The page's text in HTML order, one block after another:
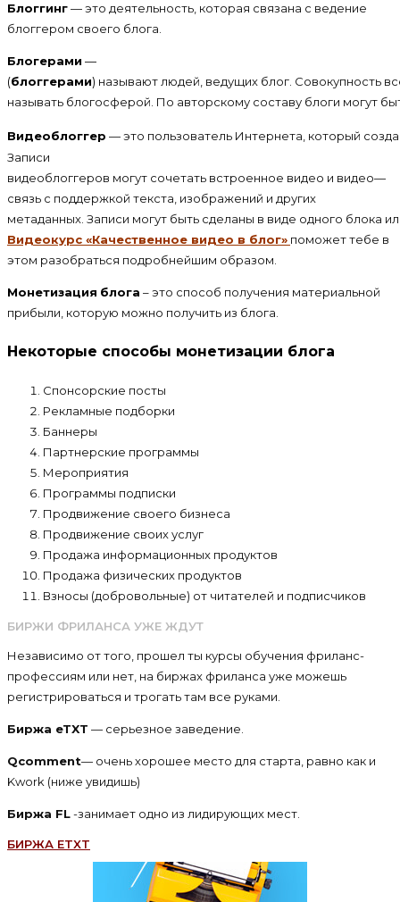
Блоггинг— это деятельность, которая связана с ведение
блоггером своего блога.
Блогерами —
(блоггерами) называютлюдей, ведущих блог. Совокупность
называть блогосферой. По авторскому составу блоги могут
Видеоблоггер —это пользователь Интернета, который
Записи
видеоблоггеров могут сочетать встроенное видео и видео—
связь с поддержкой текста изображений и других
метаданных Записи могут быть сделаны в виде одного блока
Видеокурс «Качественное видео в блог» поможет тебе в
этом разобраться подробнейшим образом.
Монетизация блога – это способ получения материальной
прибыли, которую можно получить из блога.
Некоторые способы монетизации блога
Спонсорские посты
Рекламные подборки
Баннеры
Партнерские программы
Мероприятия
Программы подписки
Продвижение своего бизнеса
Продвижение своих услуг
Продажа информационных продуктов
Продажа физических продуктов
Взносы (добровольные) от читателей и подписчиков
БИРЖИ ФРИЛАНСА УЖЕ ЖДУТ
Независимо от того, прошел ты курсы обучения фриланс-
профессиям или нет, на биржах фриланса уже можешь
регистрироваться и трогать там все руками.
Биржа eTXT — серьезное заведение.
Qcomment— очень хорошее место для старта, равно как и
Kwork (ниже увидишь)
Биржа FL-занимает одно из лидирующих мест.
БИРЖА ETXT